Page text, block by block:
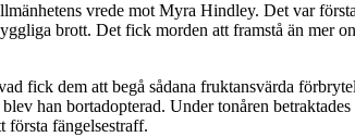
vrede mot Myra Hindley. Det var
brott. Det fick morden att framstå än mer
fick dem att begå sådana fruktansvärda
han bortadopterad. Under tonåren
första fängelsestraff.